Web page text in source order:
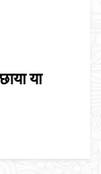
या